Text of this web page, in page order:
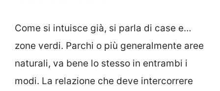
Come si intuisce già, si parla di case e…
zone verdi. Parchi o più generalmente aree
naturali, va bene lo stesso in entrambi i
modi. La relazione che deve intercorrere